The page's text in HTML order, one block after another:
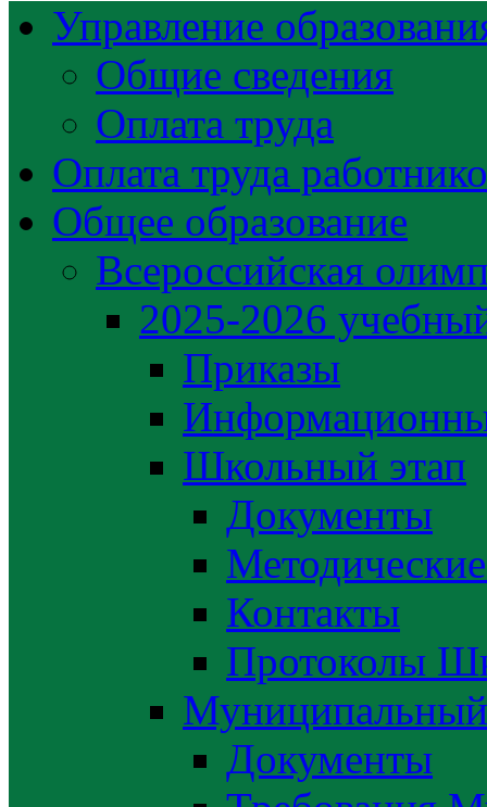
Управление
Общие сведения
Оплата труда
Оплата труда
Общее образование
Всероссийская
2025-2026
Приказы
Школьный этап
Документы
Контакты
Протоколы
Муниципальный
Документы